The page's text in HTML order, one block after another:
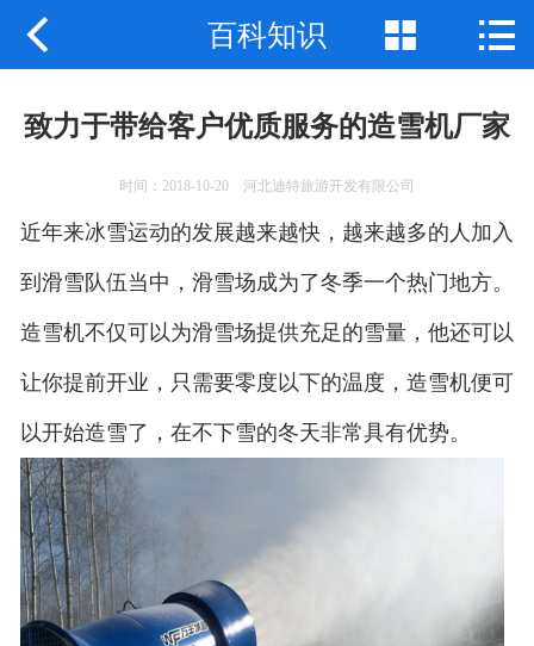
网站首页
应用案例
联系我们
 百科知识  
致力于带给客户优质服务的造雪机厂家
时间：2018-10-20 河北迪特旅游开发有限公司
近年来冰雪运动的发展越来越快，越来越多的人加入
到滑雪队伍当中，滑雪场成为了冬季一个热门地方。
造雪机不仅可以为滑雪场提供充足的雪量，他还可以
让你提前开业，只需要零度以下的温度，造雪机便可
以开始造雪了，在不下雪的冬天非常具有优势。